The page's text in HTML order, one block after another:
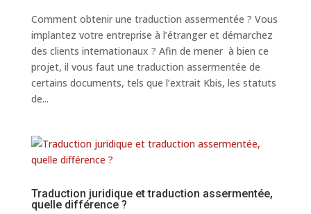
Comment obtenir une traduction assermentée ? Vous
implantez votre entreprise à l’étranger et démarchez
des clients internationaux ? Afin de mener à bien ce
projet, il vous faut une traduction assermentée de
certains documents, tels que l’extrait Kbis, les statuts
de...
Traduction juridique et traduction assermentée,
quelle différence ?